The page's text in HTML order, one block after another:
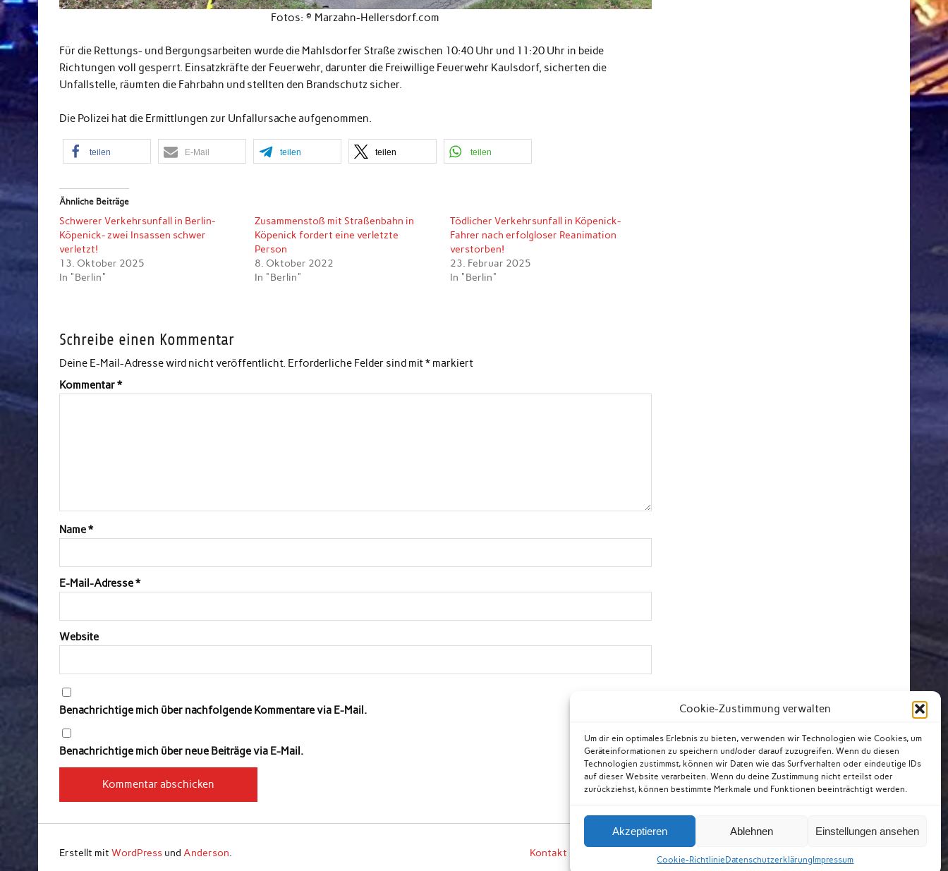
Cookie-Zustimmung verwalten
Um dir ein optimales Erlebnis zu bieten, verwenden wir Technologien wie Cookies, um
Geräteinformationen zu speichern und/oder darauf zuzugreifen. Wenn du diesen
Technologien zustimmst, können wir Daten wie das Surfverhalten oder eindeutige IDs
auf dieser Website verarbeiten. Wenn du deine Zustimmung nicht erteilst oder
zurückziehst, können bestimmte Merkmale und Funktionen beeinträchtigt werden.
Akzeptieren Ablehnen Einstellungen ansehen
Cookie-Richtlinie Datenschutzerklärung Impressum
Fotos: © Marzahn-Hellersdorf.com
Für die Rettungs- und Bergungsarbeiten wurde die Mahlsdorfer Straße zwischen 10:40 Uhr und 11:20 Uhr in beide
Richtungen voll gesperrt. Einsatzkräfte der Feuerwehr, darunter die Freiwillige Feuerwehr Kaulsdorf, sicherten die
Unfallstelle, räumten die Fahrbahn und stellten den Brandschutz sicher.
Die Polizei hat die Ermittlungen zur Unfallursache aufgenommen.
teilen E-Mail teilen teilen teilen
Ähnliche Beiträge
Schwerer Verkehrsunfall in Berlin-
Köpenick- zwei Insassen schwer
verletzt!
13. Oktober 2025
In "Berlin"
Zusammenstoß mit Straßenbahn in
Köpenick fordert eine verletzte
Person
8. Oktober 2022
In "Berlin"
Tödlicher Verkehrsunfall in Köpenick-
Fahrer nach erfolgloser Reanimation
verstorben!
23. Februar 2025
In "Berlin"
Schreibe einen Kommentar
Deine E-Mail-Adresse wird nicht veröffentlicht. Erforderliche Felder sind mit* markiert
Kommentar*
Name*
E-Mail-Adresse*
Website
Benachrichtige mich über nachfolgende Kommentare via E-Mail.
Benachrichtige mich über neue Beiträge via E-Mail.
Kontakt
Erstellt mitWordPress undAnderson.